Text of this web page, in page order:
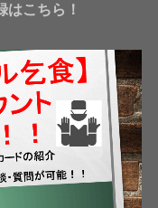
こちら！